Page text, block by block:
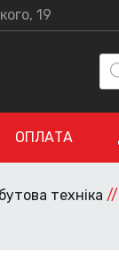
19
ОПЛАТА
техніка //